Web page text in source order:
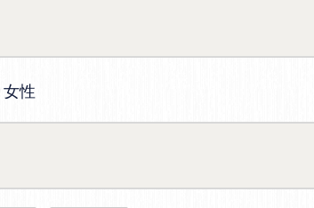
女性